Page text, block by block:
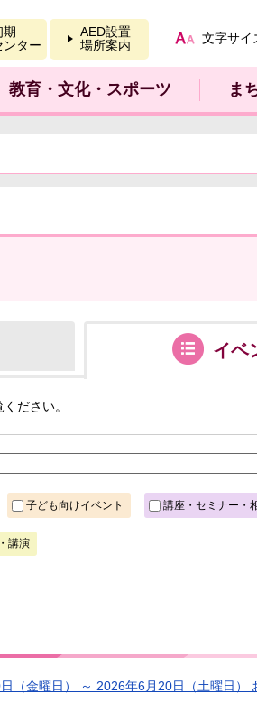
期
ンター
AED設置
場所案内
文字サイ
教育・文化・スポーツ ま
イベ
ださい。
子ども向けイベント 講座・セミナー・
講演
（金曜日） ～ 2026年6月20日（土曜日）